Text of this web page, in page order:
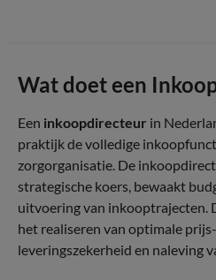
Wat doet een
Een inkoopdirecteur in
praktijk de volledige
zorgorganisatie. De
strategische koers, bewaakt
uitvoering van inkooptrajecten.
het realiseren van optimale
leveringszekerheid en naleving